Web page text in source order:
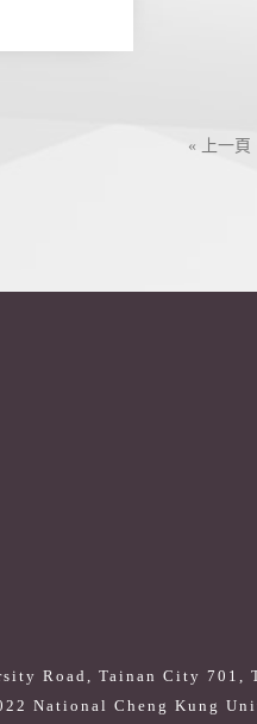
« 上一頁
Road, Tainan City 701,
National Cheng Kung